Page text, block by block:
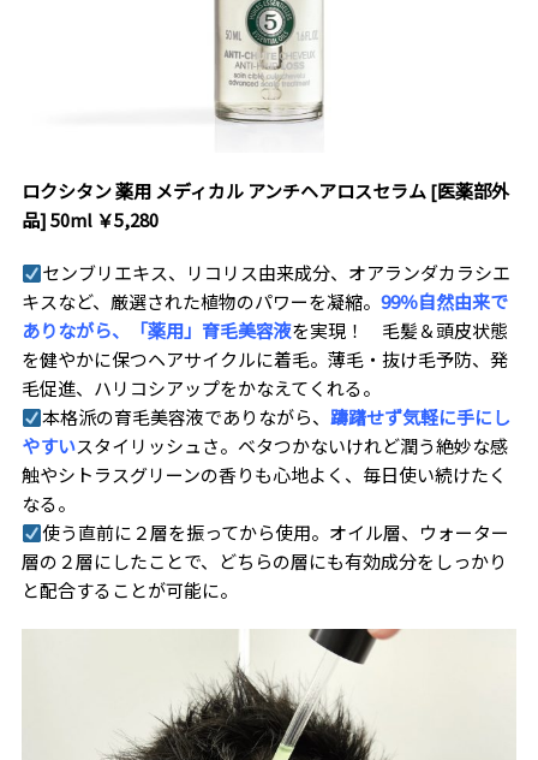
ロクシタン 薬用 メディカル アンチヘアロスセラム [医薬部外
品] 50ml ￥5,280
センブリエキス、リコリス由来成分、オアランダカラシエ
キスなど、厳選された植物のパワーを凝縮。 99％自然由来で
ありながら、「薬用」育毛美容液を実現！ 毛髪＆頭皮状態
を健やかに保つヘアサイクルに着毛。薄毛・抜け毛予防、発
毛促進、ハリコシアップをかなえてくれる。
本格派の育毛美容液でありながら、 躊躇せず気軽に手にし
やすいスタイリッシュさ。ベタつかないけれど潤う絶妙な感
触やシトラスグリーンの香りも心地よく、毎日使い続けたく
なる。
使う直前に２層を振ってから使用。オイル層、ウォーター
層の２層にしたことで、どちらの層にも有効成分をしっかり
と配合することが可能に。